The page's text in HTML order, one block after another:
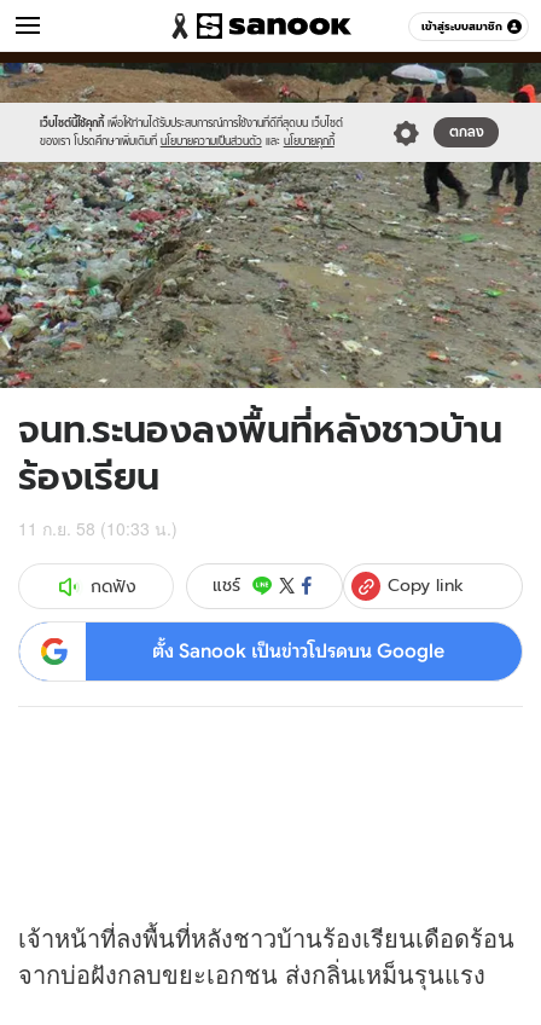
เข้าสู่ระบบสมาชิก
ข่าว หมวดอื่นๆ
เว็บไซต์นี้ใช้คุกกี้ เพื่อให้ท่านได้รับประสบการณ์การใช้งานที่ดีที่สุดบน เว็บไซต์
ของเรา โปรดศึกษาเพิ่มเติมที่ นโยบายความเป็นส่วนตัว และ นโยบายคุกกี้
ตกลง
Sanook
//s.isanook.com/sr/0/images/logo-
new-
sanook.png
600
60
//s.isanook.com/ns/0/ud/372/1863542/645144-
01.jpg
จนท.ระนองลงพื้นที่หลังชาวบ้าน
ร้องเรียน
11 ก.ย. 58 (10:33 น.)
กดฟัง แชร์ Copy link
ตั้ง Sanook เป็นข่าวโปรดบน Google
เจ้าหน้าที่ลงพื้นที่หลังชาวบ้านร้องเรียนเดือดร้อน
จากบ่อฝังกลบขยะเอกชน ส่งกลิ่นเหม็นรุนแรง